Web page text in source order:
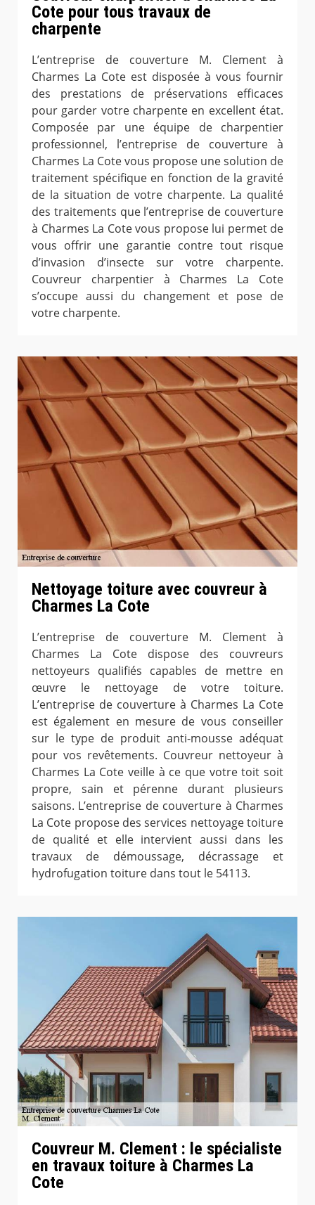
Cote pour tous travaux de
charpente
L’entreprise de couverture M. Clement à
Charmes La Cote est disposée à vous fournir
des prestations de préservations efficaces
pour garder votre charpente en excellent état.
Composée par une équipe de charpentier
professionnel, l’entreprise de couverture à
Charmes La Cote vous propose une solution de
traitement spécifique en fonction de la gravité
de la situation de votre charpente. La qualité
des traitements que l’entreprise de couverture
à Charmes La Cote vous propose lui permet de
vous offrir une garantie contre tout risque
d’invasion d’insecte sur votre charpente.
Couvreur charpentier à Charmes La Cote
s’occupe aussi du changement et pose de
votre charpente.
Nettoyage toiture avec couvreur à
Charmes La Cote
L’entreprise de couverture M. Clement à
Charmes La Cote dispose des couvreurs
nettoyeurs qualifiés capables de mettre en
œuvre le nettoyage de votre toiture.
L’entreprise de couverture à Charmes La Cote
est également en mesure de vous conseiller
sur le type de produit anti-mousse adéquat
pour vos revêtements. Couvreur nettoyeur à
Charmes La Cote veille à ce que votre toit soit
propre, sain et pérenne durant plusieurs
saisons. L’entreprise de couverture à Charmes
La Cote propose des services nettoyage toiture
de qualité et elle intervient aussi dans les
travaux de démoussage, décrassage et
hydrofugation toiture dans tout le 54113.
Couvreur M. Clement : le spécialiste
en travaux toiture à Charmes La
Cote